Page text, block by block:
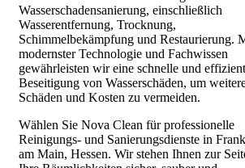
Wasserschadensanierung, einschließlich
Wasserentfernung, Trocknung,
Schimmelbekämpfung und Restaurierung.
modernster Technologie und Fachwissen
gewährleisten wir eine schnelle und
Beseitigung von Wasserschäden, um
Schäden und Kosten zu vermeiden.
Wählen Sie Nova Clean für professionelle
Reinigungs- und Sanierungsdienste in
am Main, Hessen. Wir stehen Ihnen zur